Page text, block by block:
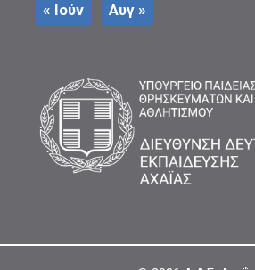
« Ιούν Αυγ »